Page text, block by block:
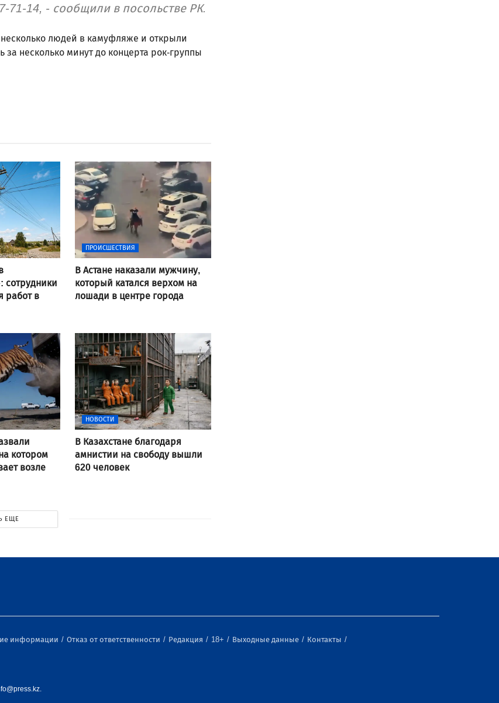
71-14, - сообщили в посольстве РК.
людей в камуфляже и открыли
несколько минут до концерта рок-группы
сотрудники
работ в
ПРОИСШЕСТВИЯ
В Астане наказали мужчину,
который катался верхом на
лошади в центре города
котором
возле
НОВОСТИ
В Казахстане благодаря
амнистии на свободу вышли
620 человек
ЕЩЕ
информации Отказ от ответственности Редакция 18+ Выходные данные
Контакты